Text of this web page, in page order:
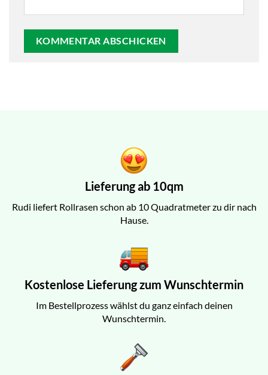
Lieferung ab 10qm
Rudi liefert Rollrasen schon ab 10 Quadratmeter zu dir nach
Hause.
Kostenlose Lieferung zum Wunschtermin
Im Bestellprozess wählst du ganz einfach deinen
Wunschtermin.